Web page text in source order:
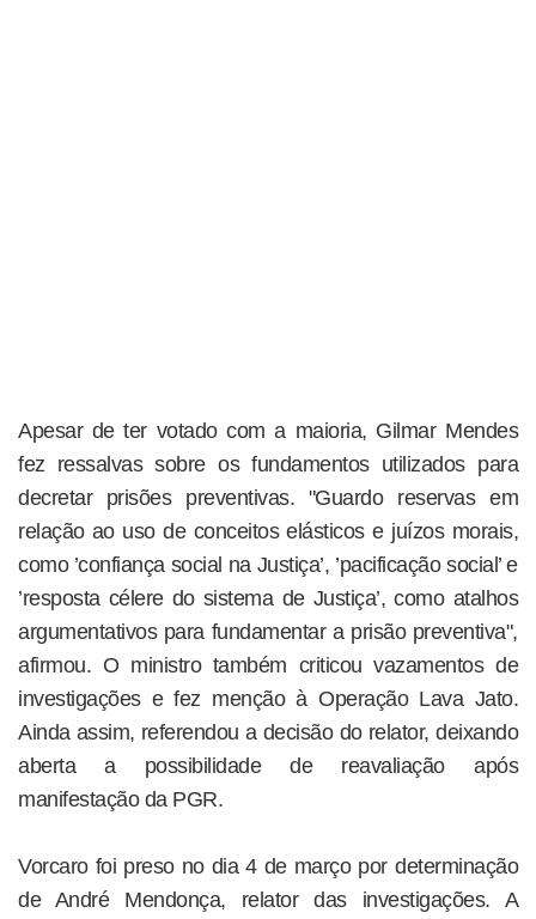
Apesar de ter votado com a maioria, Gilmar Mendes
fez ressalvas sobre os fundamentos utilizados para
decretar prisões preventivas. "Guardo reservas em
relação ao uso de conceitos elásticos e juízos morais,
como ’confiança social na Justiça’, ’pacificação social’ e
’resposta célere do sistema de Justiça’, como atalhos
argumentativos para fundamentar a prisão preventiva",
afirmou. O ministro também criticou vazamentos de
investigações e fez menção à Operação Lava Jato.
Ainda assim, referendou a decisão do relator, deixando
aberta a possibilidade de reavaliação após
manifestação da PGR.
Vorcaro foi preso no dia 4 de março por determinação
de André Mendonça, relator das investigações. A